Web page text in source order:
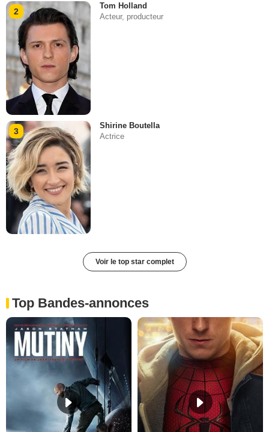
2
Tom Holland
Acteur, producteur
3
Shirine Boutella
Actrice
Voir le top star complet
Top Bandes-annonces